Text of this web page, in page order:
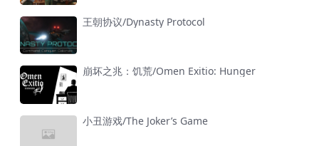
王朝协议/Dynasty Protocol
崩坏之兆：饥荒/Omen Exitio: Hunger
小丑游戏/The Joker’s Game